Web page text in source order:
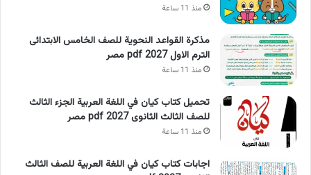
منذ 11 ساعة
مذكرة القواعد النحوية للصف الخامس الابتدائى
الترم الاول 2027 pdf مصر
منذ 11 ساعة
تحميل كتاب كيان في اللغة العربية الجزء الثالث
للصف الثالث الثانوى 2027 pdf مصر
منذ 11 ساعة
اجابات كتاب كيان في اللغة العربية للصف الثالث